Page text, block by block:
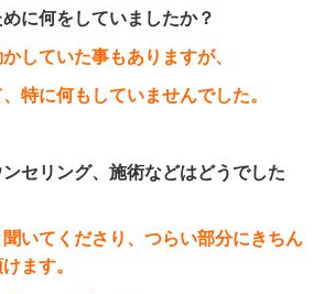
に何をしていましたか？
していた事もありますが、
特に何もしていませんでした。
セリング、施術などはどうでした
いてくださり、つらい部分にきちん
ます。